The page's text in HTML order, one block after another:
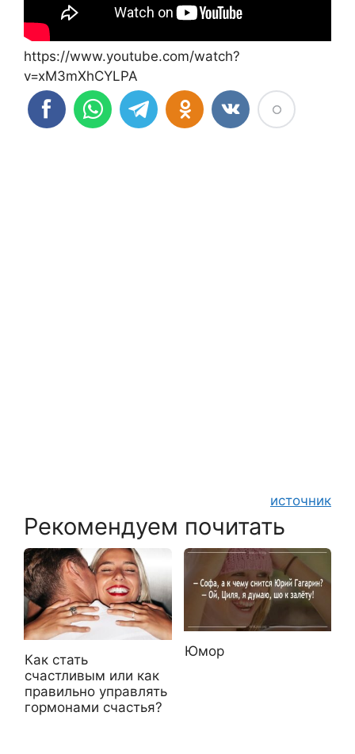
https://www.youtube.com/watch?
v=xM3mXhCYLPA
источник
Рекомендуем почитать
Как стать
счастливым или как
правильно управлять
гормонами счастья?
Юмор